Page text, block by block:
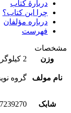
دربارهٔ کتاب
چرا این کتاب؟
درباره مؤلفان
فهرست
مشخصات
وزن
2 کیلوگرم
نام مولف گروه
شابک